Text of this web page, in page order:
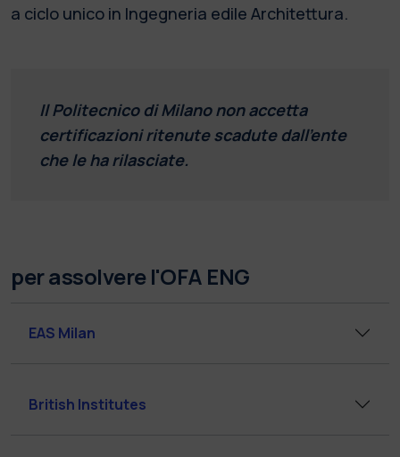
a ciclo unico in Ingegneria edile Architettura.
Il Politecnico di Milano non accetta
certificazioni ritenute scadute dall’ente
che le ha rilasciate.
per assolvere l'OFA ENG
EAS Milan
British Institutes